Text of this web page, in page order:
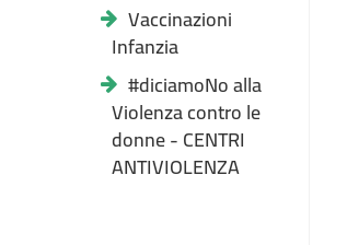
Vaccinazioni
Infanzia
#diciamoNo alla
Violenza contro le
donne - CENTRI
ANTIVIOLENZA